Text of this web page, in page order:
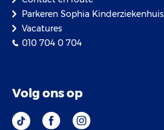
Parkeren Sophia Kinderziekenhuis
Vacatures
010 704 0 704
Volg ons op